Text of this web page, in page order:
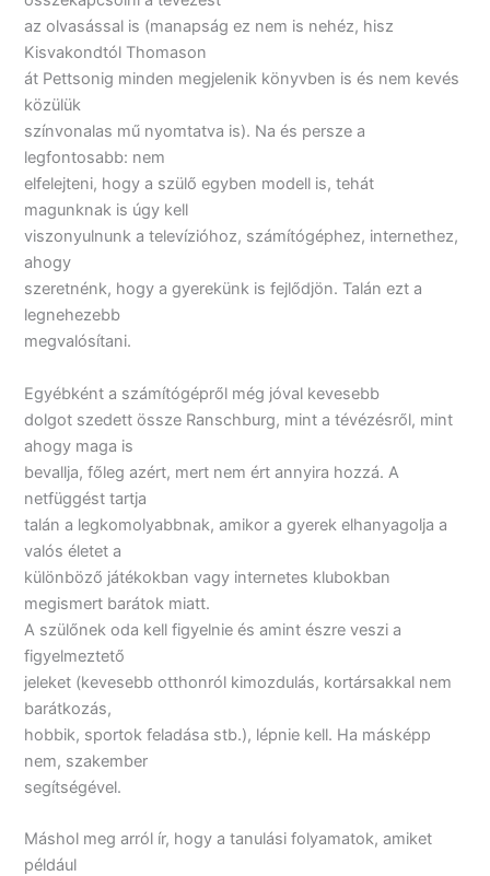
az olvasással is (manapság ez nem is nehéz, hisz
Kisvakondtól Thomason
át Pettsonig minden megjelenik könyvben is és nem kevés
közülük
színvonalas mű nyomtatva is). Na és persze a
legfontosabb: nem
elfelejteni, hogy a szülő egyben modell is, tehát
magunknak is úgy kell
viszonyulnunk a televízióhoz, számítógéphez, internethez,
ahogy
szeretnénk, hogy a gyerekünk is fejlődjön. Talán ezt a
legnehezebb
megvalósítani.
Egyébként a számítógépről még jóval kevesebb
dolgot szedett össze Ranschburg, mint a tévézésről, mint
ahogy maga is
bevallja, főleg azért, mert nem ért annyira hozzá. A
netfüggést tartja
talán a legkomolyabbnak, amikor a gyerek elhanyagolja a
valós életet a
különböző játékokban vagy internetes klubokban
megismert barátok miatt.
A szülőnek oda kell figyelnie és amint észre veszi a
figyelmeztető
jeleket (kevesebb otthonról kimozdulás, kortársakkal nem
barátkozás,
hobbik, sportok feladása stb.), lépnie kell. Ha másképp
nem, szakember
segítségével.
Máshol meg arról ír, hogy a tanulási folyamatok, amiket
például